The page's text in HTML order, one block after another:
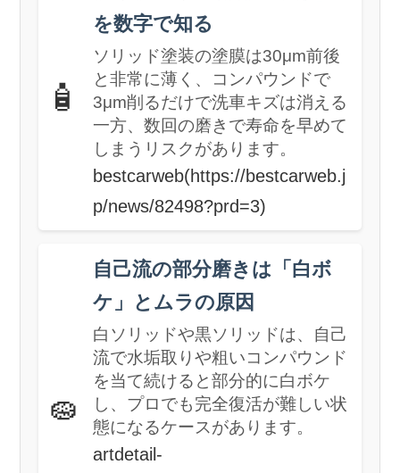
🧴
を数字で知る
ソリッド塗装の塗膜は30μm前後
と非常に薄く、コンパウンドで
3μm削るだけで洗車キズは消える
一方、数回の磨きで寿命を早めて
しまうリスクがあります。
bestcarweb(https://bestcarweb.j
p/news/82498?prd=3)
🧽
自己流の部分磨きは「白ボ
ケ」とムラの原因
白ソリッドや黒ソリッドは、自己
流で水垢取りや粗いコンパウンド
を当て続けると部分的に白ボケ
し、プロでも完全復活が難しい状
態になるケースがあります。
artdetail-